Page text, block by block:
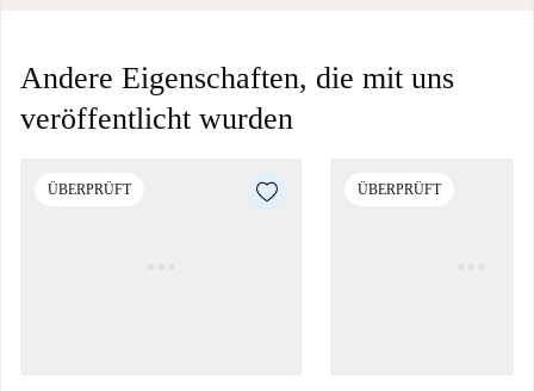
Andere Eigenschaften, die mit uns
veröffentlicht wurden
ÜBERPRÜFT ÜBERPRÜFT